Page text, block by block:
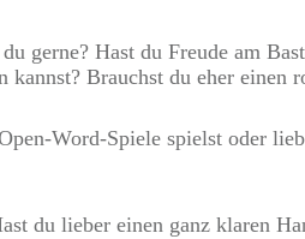
Hast du Freude am
kannst? Brauchst du eher einen
Word-Spiele spielst oder
du lieber einen ganz klaren